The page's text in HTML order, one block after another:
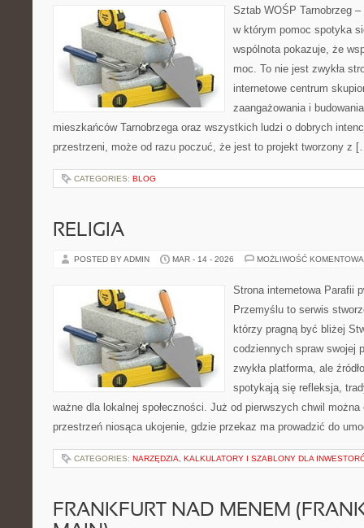
Sztab WOŚP Tarnobrzeg
w którym pomoc spotyka
wspólnota pokazuje, że
moc. To nie jest zwykła
internetowe centrum
zaangażowania i
mieszkańców Tarnobrzega oraz wszystkich ludzi o dobrych
przestrzeni, może od razu poczuć, że jest to projekt tworzony z
CATEGORIES: BLOG
RELIGIA
POSTED BY ADMIN MAR - 14 - 2026 MOŻLIWOŚĆ
Strona internetowa Parafii
Przemyślu to serwis
którzy pragną być bliżej
codziennych spraw swojej
zwykła platforma, ale
spotykają się refleksja,
ważne dla lokalnej społeczności. Już od pierwszych chwil
przestrzeń niosąca ukojenie, gdzie przekaz ma prowadzić do
CATEGORIES: NARZĘDZIA, KALKULATORY I SZABLONY DLA
FRANKFURT NAD MENEM